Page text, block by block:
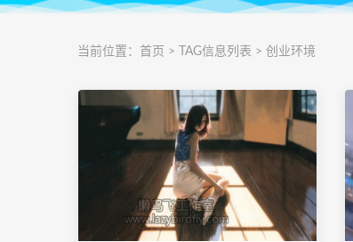
当前位置： 首页 > TAG信息列表 > 创业环境